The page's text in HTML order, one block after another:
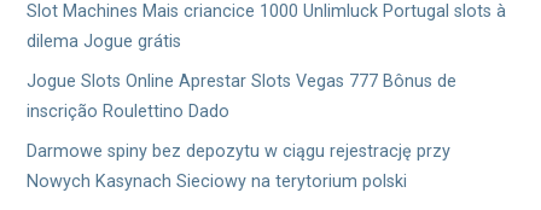
Slot Machines Mais criancice 1000 Unlimluck Portugal slots à
dilema Jogue grátis
Jogue Slots Online Aprestar Slots Vegas 777 Bônus de
inscrição Roulettino Dado
Darmowe spiny bez depozytu w ciągu rejestrację przy
Nowych Kasynach Sieciowy na terytorium polski